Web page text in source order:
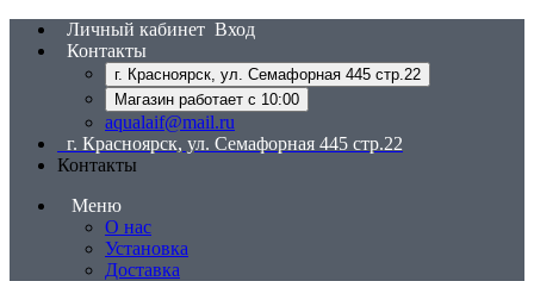
Личный кабинет Вход
Контакты
г. Красноярск, ул. Семафорная 445 стр.22
Магазин работает с 10:00
aqualaif@mail.ru
г. Красноярск, ул. Семафорная 445 стр.22
Контакты
Меню
О нас
Установка
Доставка